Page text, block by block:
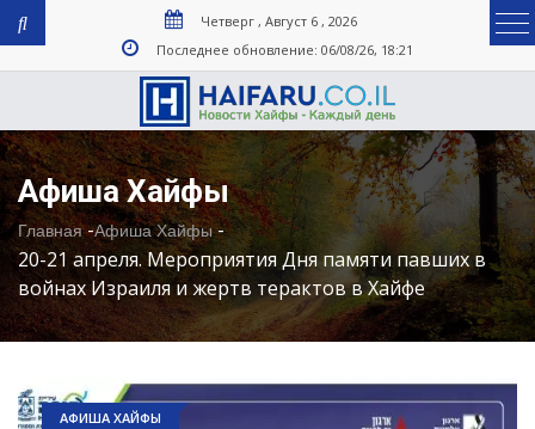
Четверг , Август 6 , 2026
Последнее обновление: 06/08/26, 18:21
Афиша Хайфы
Главная-Афиша Хайфы-
20-21 апреля. Мероприятия Дня памяти павших в
войнах Израиля и жертв терактов в Хайфе
АФИША ХАЙФЫ